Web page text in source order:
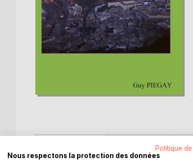
AUTEUR(S)Politique
Nous respectons la protection des données